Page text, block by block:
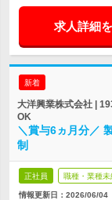
求人詳細
新着
大洋興業株式会社 |
OK
＼賞与6ヵ月分／
制
正社員 職種・業種未
情報更新日：2026/06/04